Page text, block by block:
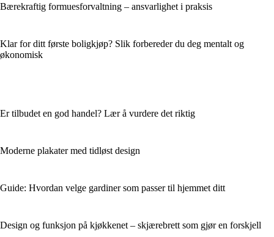
Bærekraftig formuesforvaltning – ansvarlighet i praksis
Klar for ditt første boligkjøp? Slik forbereder du deg mentalt og
økonomisk
Er tilbudet en god handel? Lær å vurdere det riktig
Moderne plakater med tidløst design
Guide: Hvordan velge gardiner som passer til hjemmet ditt
Design og funksjon på kjøkkenet – skjærebrett som gjør en forskjell